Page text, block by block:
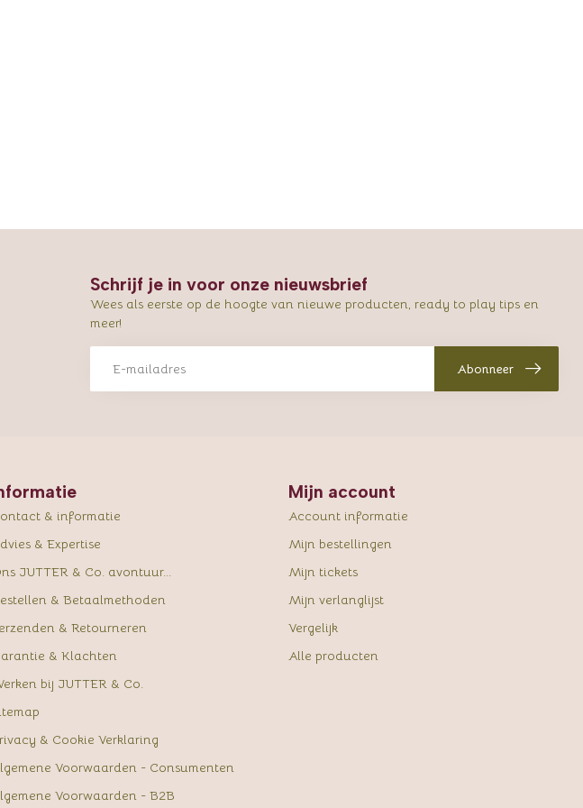
Schrijf je in voor onze nieuwsbrief
Wees als eerste op de hoogte van nieuwe producten, ready to play tips en
meer!
Abonneer
& informatie
& Expertise
JUTTER & Co. avontuur...
& Betaalmethoden
& Retourneren
& Klachten
bij JUTTER & Co.
& Cookie Verklaring
Voorwaarden - Consumenten
Voorwaarden - B2B
Mijn account
Account informatie
Mijn bestellingen
Mijn tickets
Mijn verlanglijst
Vergelijk
Alle producten